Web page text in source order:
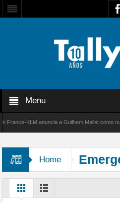
Menu
KLM anuncia a Guilhem Mallet como nuevo
Home